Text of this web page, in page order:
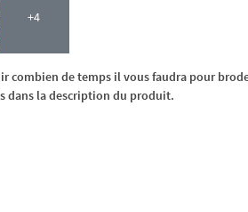
+4
combien de temps il vous faudra pour
dans la description du produit.